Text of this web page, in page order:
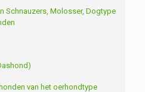
Schnauzers, Molosser, Dogtype
van het oerhondtype